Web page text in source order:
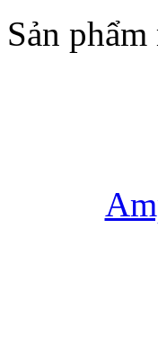
Sản